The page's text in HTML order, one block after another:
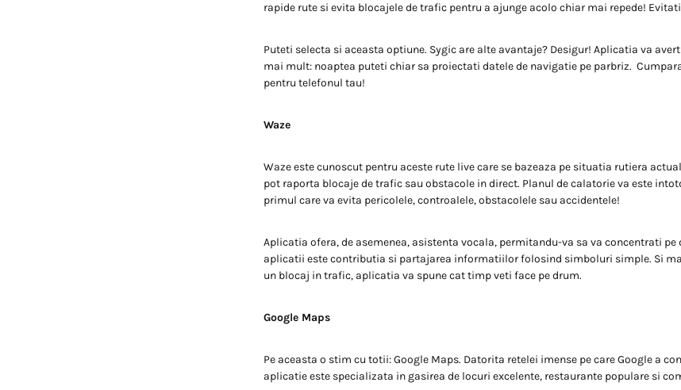
rapide rute si evita blocajele de trafic pentru a ajunge acolo chiar mai repede!
Puteti selecta si aceasta optiune. Sygic are alte avantaje? Desigur! Aplicatia va
mai mult: noaptea puteti chiar sa proiectati datele de navigatie pe parbriz.
pentru telefonul tau!
Waze
Waze este cunoscut pentru aceste rute live care se bazeaza pe situatia rutiera
pot raporta blocaje de trafic sau obstacole in direct. Planul de calatorie va este
primul care va evita pericolele, controalele, obstacolele sau accidentele!
Aplicatia ofera, de asemenea, asistenta vocala, permitandu-va sa va concentrati pe
aplicatii este contributia si partajarea informatiilor folosind simboluri simple. Si
un blocaj in trafic, aplicatia va spune cat timp veti face pe drum.
Google Maps
Pe aceasta o stim cu totii: Google Maps. Datorita retelei imense pe care Google a
aplicatie este specializata in gasirea de locuri excelente, restaurante populare si